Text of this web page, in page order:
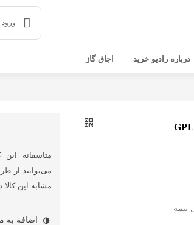
درباره رادیو خرید اجاق گاز
متاسفانه
می‌توانید از
مشابه این کالا
اضافه به